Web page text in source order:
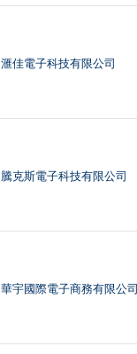
滙佳電子科技有限公司
騰克斯電子科技有限公司
華宇國際電子商務有限公司